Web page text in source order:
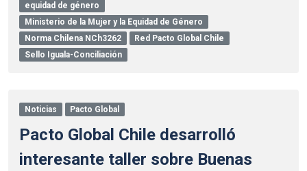
equidad de género
Ministerio de la Mujer y la Equidad de Género
Norma Chilena NCh3262
Red Pacto Global Chile
Sello Iguala-Conciliación
Noticias Pacto Global
Pacto Global Chile desarrolló
interesante taller sobre Buenas